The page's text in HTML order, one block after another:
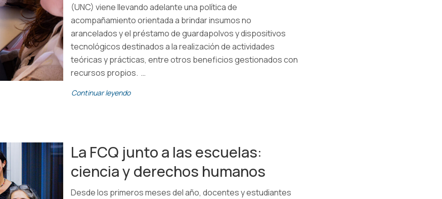
(UNC) viene llevando adelante una política de
acompañamiento orientada a brindar insumos no
arancelados y el préstamo de guardapolvos y dispositivos
tecnológicos destinados a la realización de actividades
teóricas y prácticas, entre otros beneficios gestionados con
recursos propios. …
Continuar leyendo
La FCQ junto a las escuelas:
ciencia y derechos humanos
Desde los primeros meses del año, docentes y estudiantes